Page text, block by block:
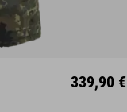
339,90 €